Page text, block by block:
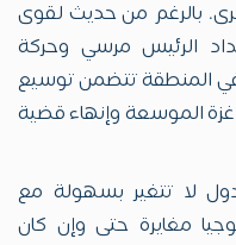
بالرغم من حديث لقوى
الرئيس مرسي وحركة
المنطقة تتضمن توسيع
غزة الموسعة وإنهاء قضية
لا تتغير بسهولة مع
مغايرة حتى وإن كان